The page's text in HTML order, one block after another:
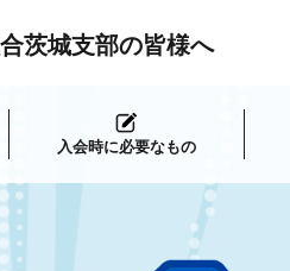
茨城支部の皆様へ
入会時に必要なもの